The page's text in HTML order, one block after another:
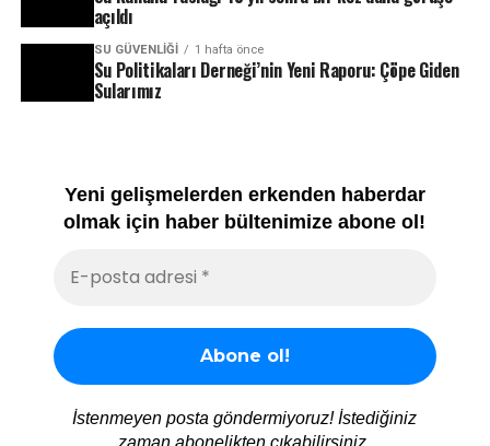
açıldı
SU GÜVENLIĞI 1 hafta önce
Su Politikaları Derneği’nin Yeni Raporu: Çöpe Giden
Sularımız
Yeni gelişmelerden erkenden haberdar
olmak için haber bültenimize abone ol!
İstenmeyen posta göndermiyoruz! İstediğiniz